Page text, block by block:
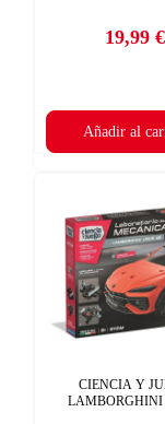
Precio
19,99 €
Añadir al
CIENCIA Y
LAMBORGHINI